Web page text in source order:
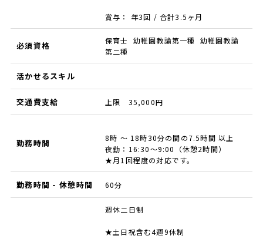
賞与： 年3回 / 合計3.5ヶ月
必須資格
保育士 幼稚園教諭第一種 幼稚園教諭
第二種
活かせるスキル
交通費支給 上限 35,000円
勤務時間
8時 ～ 18時30分の間の7.5時間 以上
夜勤：16:30～9:00（休憩2時間）
★月1回程度の対応です。
勤務時間 - 休憩時間 60分
週休二日制
★土日祝含む4週9休制